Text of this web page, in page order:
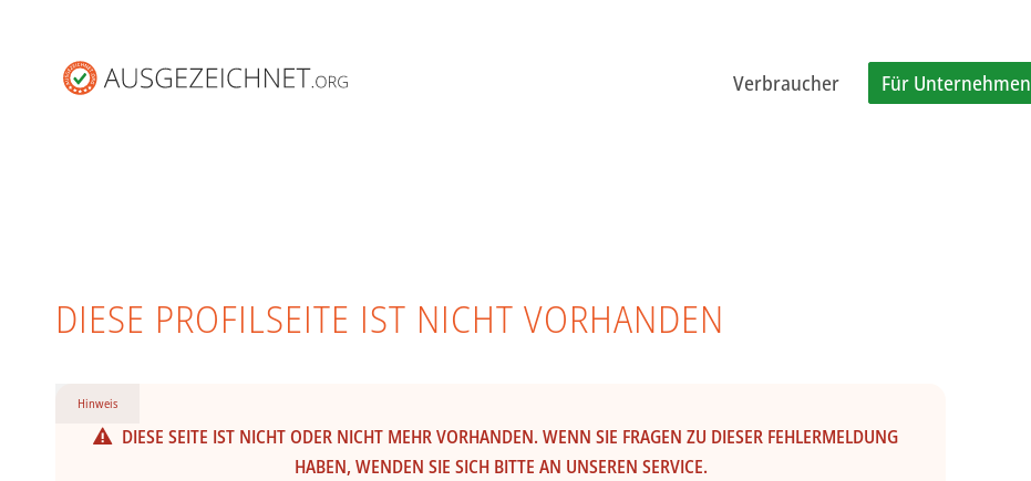
Verbraucher Für Unternehmen
DIESE PROFILSEITE IST NICHT VORHANDEN
Hinweis
DIESE SEITE IST NICHT ODER NICHT MEHR VORHANDEN. WENN SIE FRAGEN ZU DIESER FEHLERMELDUNG
HABEN, WENDEN SIE SICH BITTE AN UNSEREN SERVICE.